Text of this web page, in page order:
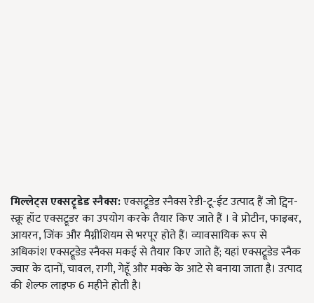
मिल्लेट्स एक्सट्रूडेड स्नैक्स:एक्सट्रूडेड स्नैक्स रेडी-टू-ईट उत्पाद हैं जो ट्विन-
स्क्रू हॉट एक्सट्रूडर का उपयोग करके तैयार किए जाते हैं । वे प्रोटीन, फाइबर,
आयरन, जिंक और मैग्नीशियम से भरपूर होते हैं। व्यावसायिक रूप से
अधिकांश एक्सट्रूडेड स्नैक्स मकई से तैयार किए जाते हैं; यहां एक्सट्रूडेड स्नैक
ज्वार के दानों, चावल, रागी, गेहूँ और मक्के के आटे से बनाया जाता है। उत्पाद
की शेल्फ लाइफ 6 महीने होती है।